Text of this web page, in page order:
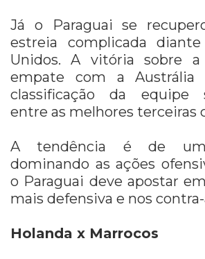
Já o Paraguai se
estreia complicada
Unidos. A vitória sobre
empate com a Austrália
classificação da equipe
entre as melhores terceiras
A tendência é de
dominando as ações
o Paraguai deve apostar
mais defensiva e nos
Holanda x Marrocos